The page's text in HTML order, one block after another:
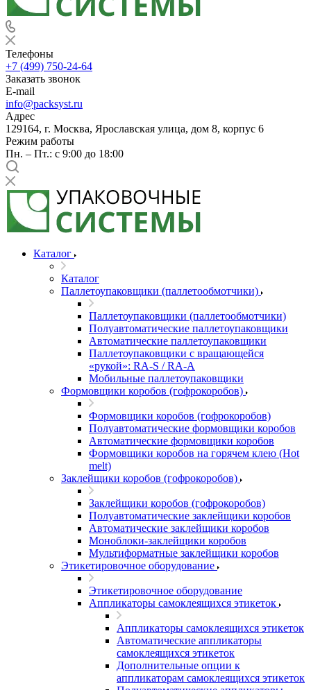
Телефоны
+7 (499) 750-24-64
Заказать звонок
E-mail
info@packsyst.ru
Адрес
129164, г. Москва, Ярославская улица, дом 8, корпус 6
Режим работы
Пн. – Пт.: с 9:00 до 18:00
Каталог
Каталог
Паллетоупаковщики (паллетообмотчики)
Паллетоупаковщики (паллетообмотчики)
Полуавтоматические паллетоупаковщики
Автоматические паллетоупаковщики
Паллетоупаковщики с вращающейся
«рукой»: RA-S / RA-A
Мобильные паллетоупаковщики
Формовщики коробов (гофрокоробов)
Формовщики коробов (гофрокоробов)
Полуавтоматические формовщики коробов
Автоматические формовщики коробов
Формовщики коробов на горячем клею (Hot
melt)
Заклейщики коробов (гофрокоробов)
Заклейщики коробов (гофрокоробов)
Полуавтоматические заклейщики коробов
Автоматические заклейщики коробов
Моноблоки-заклейщики коробов
Мультиформатные заклейщики коробов
Этикетировочное оборудование
Этикетировочное оборудование
Аппликаторы самоклеящихся этикеток
Аппликаторы самоклеящихся этикеток
Автоматические аппликаторы
самоклеящихся этикеток
Дополнительные опции к
аппликаторам самоклеящихся этикеток